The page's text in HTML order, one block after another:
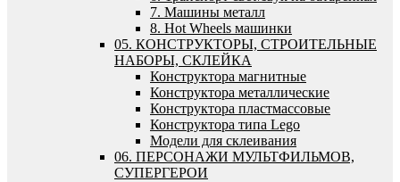
7. Машины металл
8. Hot Wheels машинки
05. КОНСТРУКТОРЫ, СТРОИТЕЛЬНЫЕ
НАБОРЫ, СКЛЕЙКА
Конструктора магнитные
Конструктора металлические
Конструктора пластмассовые
Конструктора типа Lego
Модели для склеивания
06. ПЕРСОНАЖИ МУЛЬТФИЛЬМОВ,
СУПЕРГЕРОИ